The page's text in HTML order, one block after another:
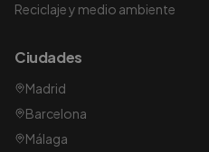
Reciclaje y medio ambiente
Ciudades
Madrid
Barcelona
Málaga